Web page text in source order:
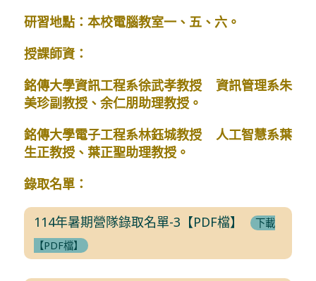
研習地點：本校電腦教室一、五、六。
授課師資：
銘傳大學資訊工程系徐武孝教授 資訊管理系朱
美珍副教授、余仁朋助理教授。
銘傳大學電子工程系林鈺城教授 人工智慧系葉
生正教授、葉正聖助理教授。
錄取名單：
114年暑期營隊錄取名單-3【PDF檔】
下載
【PDF檔】